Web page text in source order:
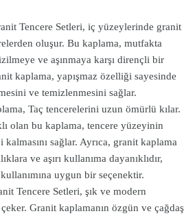
Tencere Setleri, iç yüzeylerinde granit
oluşur. Bu kaplama, mutfakta
ve aşınmaya karşı dirençli bir
kaplama, yapışmaz özelliği sayesinde
ve temizlenmesini sağlar.
Taç tencerelerini uzun ömürlü kılar.
olan bu kaplama, tencere yüzeyinin
sağlar. Ayrıca, granit kaplama
ve aşırı kullanıma dayanıklıdır,
uygun bir seçenektir.
Tencere Setleri, şık ve modern
Granit kaplamanın özgün ve çağdaş